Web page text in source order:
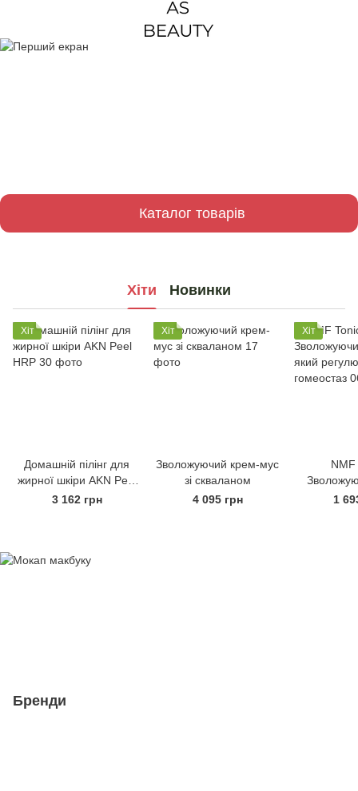
Каталог товарів
Хіти Новинки
Хіт
Домашній пілінг для
жирної шкіри AKN Peel
HRP
3 162 грн
Хіт
Зволожуючий крем-мус
зі скваланом
4 095 грн
Хіт
NMF
який 1
Бренди